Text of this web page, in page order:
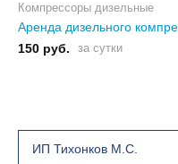
Компрессоры дизельные
Аренда дизельного
150 руб.
за сутки
ИП Тихонков М.С.